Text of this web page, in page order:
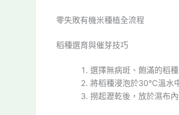
零失敗有機米種植全流程
稻種選育與催芽技巧
選擇無病斑、飽滿的稻
將稻種浸泡於30°C溫水
撈起瀝乾後，放於濕布